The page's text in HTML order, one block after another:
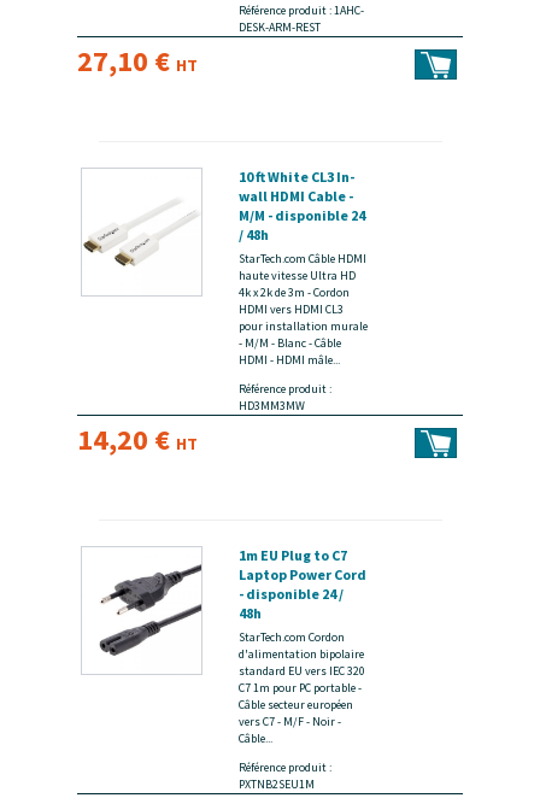
plastique - noir -
montrable sur
Référence produit : 1AHC-
DESK-ARM-REST
27,10 € HT
10 ft White CL3 In-
wall HDMI Cable -
M/M - disponible 24
/ 48h
StarTech.com Câble HDMI
haute vitesse Ultra HD
4k x 2k de 3m - Cordon
HDMI vers HDMI CL3
pour installation murale
- M/M - Blanc - Câble
HDMI - HDMI mâle...
Référence produit :
HD3MM3MW
14,20 € HT
1m EU Plug to C7
Laptop Power Cord
- disponible 24 /
48h
StarTech.com Cordon
d'alimentation bipolaire
standard EU vers IEC 320
C7 1m pour PC portable -
Câble secteur européen
vers C7 - M/F - Noir -
Câble...
Référence produit :
PXTNB2SEU1M